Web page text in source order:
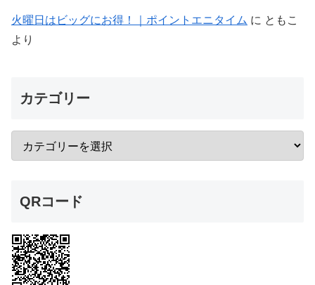
火曜日はビッグにお得！｜ポイントエニタイム に ともこ
より
カテゴリー
QRコード